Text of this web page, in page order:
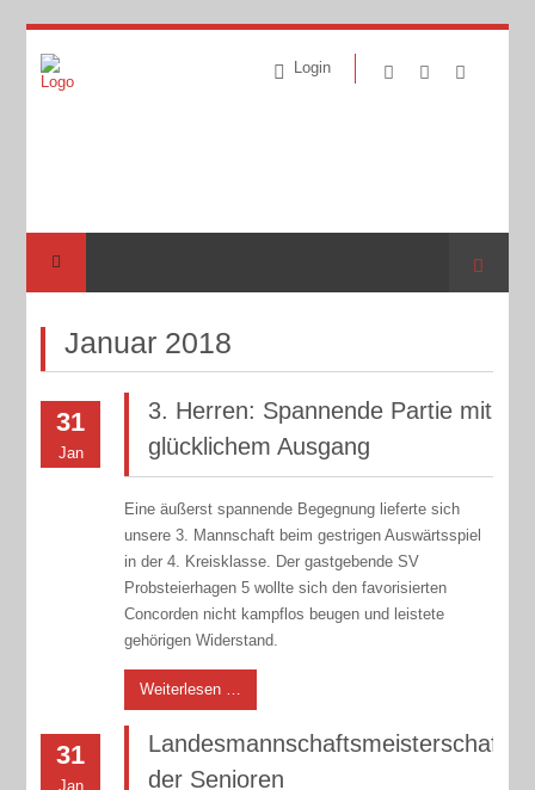
Login
Suche
Januar 2018
31
Jan
3. Herren: Spannende Partie mit
glücklichem Ausgang
Eine äußerst spannende Begegnung lieferte sich
unsere 3. Mannschaft beim gestrigen Auswärtsspiel
in der 4. Kreisklasse. Der gastgebende SV
Probsteierhagen 5 wollte sich den favorisierten
Concorden nicht kampflos beugen und leistete
gehörigen Widerstand.
Weiterlesen …
31
Jan
Landesmannschaftsmeisterschaften
der Senioren